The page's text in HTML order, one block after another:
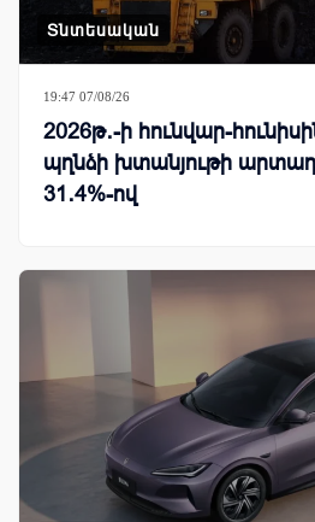
Տնտեսական
19:47 07/08/26
2026թ․-ի հունվար-
պղնձի խտանյութի
31․4%-ով